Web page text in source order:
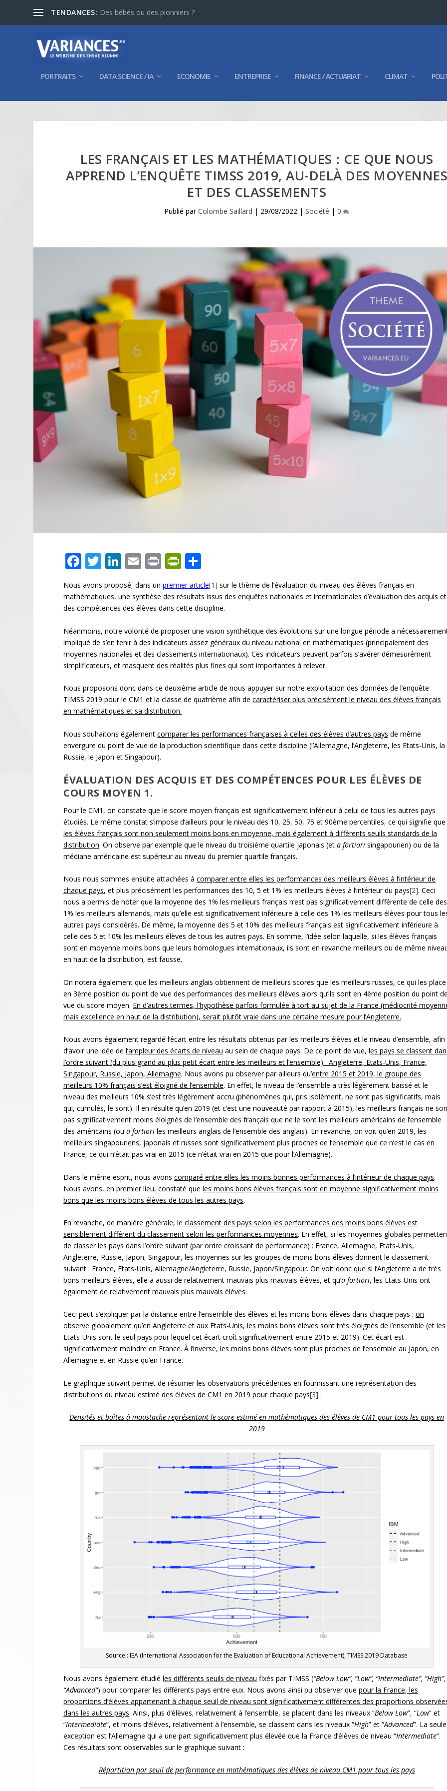
TENDANCES: Des bébés ou des pionniers ?
PORTRAITS DATA SCIENCE / IA ECONOMIE ENTREPRISE FINANCE / ACTUARIAT CLIMAT
LES FRANÇAIS ET LES MATHÉMATIQUES : CE QUE NOUS
APPREND L’ENQUÊTE TIMSS 2019, AU-DELÀ DES
ET DES CLASSEMENTS
Publié parColombe Saillard | 29/08/2022 |Société |0
F
e
b
o
o
k
T
itt
er
Li
n
k
e
dI
n
E
ai
l
Pr
t
Pr
tF
ri
e
n
dl
y
ar
ta
g
er
Nous avons proposé, dans unpremier article[1] sur le thème de l’évaluation du niveau des élèves français en
mathématiques, une synthèse des résultats issus des enquêtes nationales et internationales d’évaluation des acquis et
des compétences des élèves dans cette discipline.
Néanmoins, notre volonté de proposer une vision synthétique des évolutions sur une longue période a
impliqué de s’en tenir à des indicateurs assez généraux du niveau national en mathématiques (principalement des
moyennes nationales et des classements internationaux). Ces indicateurs peuvent parfois s’avérer démesurément
simplificateurs, et masquent des réalités plus fines qui sont importantes à relever.
Nous proposons donc dans ce deuxième article de nous appuyer sur notre exploitation des données de l’enquête
TIMSS 2019 pour le CM1 et la classe de quatrième afin decaractériser plus précisément le niveau des élèves français
en mathématiques et sa distribution.
Nous souhaitons égalementcomparer les performances françaises à celles des élèves d’autres pays de même
envergure du point de vue de la production scientifique dans cette discipline (l’Allemagne, l’Angleterre, les Etats-Unis, la
Russie, le Japon et Singapour).
ÉVALUATION DES ACQUIS ET DES COMPÉTENCES POUR LES ÉLÈVES DE
COURS MOYEN 1.
Pour le CM1, on constate que le score moyen français est significativement inférieur à celui de tous les autres pays
étudiés. Le même constat s’impose d’ailleurs pour le niveau des 10, 25, 50, 75 et 90ème percentiles, ce qui signifie que
les élèves français sont non seulement moins bons en moyenne, mais également àdifférents seuils standards de la
distribution. On observe par exemple que le niveau du troisième quartile japonais (eta fortiorisingapourien) ou de la
médiane américaine est supérieur au niveau du premier quartile français.
Nous nous sommes ensuite attachées àcomparer entre elles les performances des meilleurs élèves à l’intérieur de
chaque pays, et plus précisément les performances des 10, 5 et 1% les meilleurs élèves à l’intérieur du pays[2]. Ceci
nous a permis de noter que la moyenne des 1% les meilleurs français n’est pas significativement différente de celle des
1% les meilleurs allemands, mais qu’elle est significativement inférieure à celle des 1% les meilleurs élèves pour tous
autres pays considérés. De même, la moyenne des 5 et 10% des meilleurs français est significativement inférieure à
celle des 5 et 10% les meilleurs élèves de tous les autres pays. En somme, l’idée selon laquelle, si les élèves français
sont en moyenne moins bons que leurs homologues internationaux, ils sont en revanche meilleurs ou de même
en haut de la distribution, est fausse.
On notera également que les meilleurs anglais obtiennent de meilleurs scores que les meilleurs russes, ce qui les place
en 3ème position du point de vue des performances des meilleurs élèves alors qu’ils sont en 4ème position du point
vue du score moyen. En d’autres termes, l’hypothèse parfois formuléeàtortau sujet de la France (médiocrité
mais excellence en haut de la distribution), serait plutôt vraie dans une certaine mesure pour l’Angleterre.
Nous avons également regardé l’écart entre les résultats obtenus par les meilleurs élèves et le niveau d’ensemble, afin
d’avoir une idée del’ampleur des écarts de niveau au sein de chaque pays. De ce point de vue, les pays se classent
l’ordre suivant (du plus grand au plus petit écart entre les meilleurs et l’ensemble) : Angleterre, Etats-Unis, France,
Singapour, Russie, Japon, Allemagne. Nous avons pu observer par ailleurs qu’entre 2015 et 2019, le groupe des
meilleurs 10% français s’est éloigné de l’ensemble. En effet, le niveau de l’ensemble a très légèrement baissé et le
niveau des meilleurs 10% s’est très légèrement accru (phénomènes qui, pris isolément, ne sont pas significatifs, mais
qui, cumulés, le sont). Il en résulte qu’en 2019 (et c’est une nouveauté par rapport à 2015), les meilleurs français ne
pas significativement moins éloignés de l’ensemble des français que ne le sont les meilleurs américains de l’ensemble
des américains (oua fortioriles meilleurs anglais de l’ensemble des anglais). En revanche, on voit qu’en 2019, les
meilleurs singapouriens, japonais et russes sont significativement plus proches de l’ensemble que ce n’est le cas en
France, ce qui n’était pas vrai en 2015 (ce n’était vrai en 2015 que pour l’Allemagne).
Dans le même esprit, nous avonscomparé entre elles les moins bonnes performances à l’intérieur de chaque pays.
Nous avons, en premier lieu, constaté queles moins bons élèves français sont en moyenne significativement moins
bons que les moins bons élèves de tous les autres pays.
En revanche, de manière générale,le classement des pays selon les performances des moins bons élèves est
sensiblement différent du classement selon les performances moyennes. En effet, si les moyennes globales
de classer les pays dans l’ordre suivant (par ordre croissant de performance) : France, Allemagne, Etats-Unis,
Angleterre, Russie, Japon, Singapour, les moyennes sur les groupes de moins bons élèves donnent le classement
suivant : France, Etats-Unis, Allemagne/Angleterre, Russie, Japon/Singapour. On voit donc que si l’Angleterre a de très
bons meilleurs élèves, elle a aussi de relativement mauvais plus mauvais élèves, et qu’a fortiori, les Etats-Unis ont
également de relativement mauvais plus mauvais élèves.
Ceci peut s’expliquer par la distance entre l’ensemble des élèves et les moins bons élèves dans chaque pays :on
observe globalement qu’en Angleterre et aux Etats-Unis, les moins bons élèves sont très éloignés de l’ensemble (et les
Etats-Unis sont le seul pays pour lequel cet écart croît significativement entre 2015 et 2019). Cet écart est
significativement moindre en France. À l’inverse, les moins bons élèves sont plus proches de l’ensemble au Japon, en
Allemagne et en Russie qu’en France.
Le graphique suivant permet de résumer les observations précédentes en fournissant une représentation des
distributions du niveau estimé des élèves de CM1 en 2019 pour chaque pays[3] :
Densités et boîtes à moustache représentant le score estimé en mathématiques des élèves de CM1 pour tous les pays en
2019
Source : IEA (International Association for the Evaluation of Educational Achievement), TIMSS 2019 Database
Nous avons également étudiéles différents seuils de niveau fixés par TIMSS (“Below Low”, “Low”, “Intermediate”, “High”,
“Advanced”) pour comparer les différents pays entre eux. Nous avons ainsi pu observer quepour la France, les
proportions d’élèves appartenant à chaque seuil de niveau sont significativement différentes des proportions
dans les autres pays. Ainsi, plus d’élèves, relativement à l’ensemble, se placent dans les niveaux “Below Low”, “Low” et
“Intermediate”, et moins d’élèves, relativement à l’ensemble, se classent dans les niveaux “High” et “Advanced”. La seule
exception est l’Allemagne qui a une part significativement plus élevée que la France d’élèves de niveau “Intermediate”.
Ces résultats sont observables sur le graphique suivant :
Répartition par seuil de performance en mathématiques des élèves de niveau CM1 pour tous les pays